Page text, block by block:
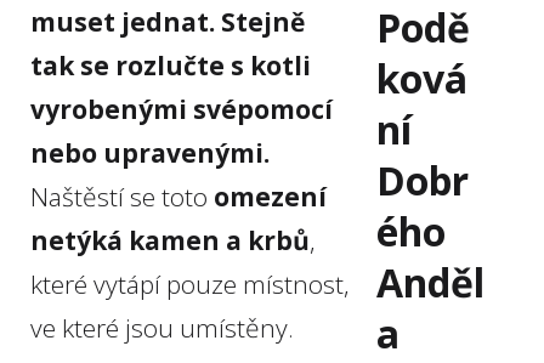
muset jednat. Stejně
tak se rozlučte s kotli
vyrobenými svépomocí
nebo upravenými.
Naštěstí se toto omezení
netýká kamen a krbů,
které vytápí pouze místnost,
ve které jsou umístěny.
Podě
ková
ní
Dobr
ého
Anděl
a